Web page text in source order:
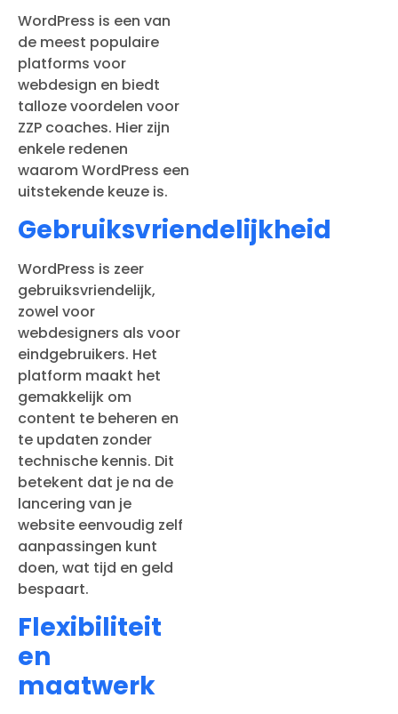
WordPress is een van
de meest populaire
platforms voor
webdesign en biedt
talloze voordelen voor
ZZP coaches. Hier zijn
enkele redenen
waarom WordPress een
uitstekende keuze is.
Gebruiksvriendelijkheid
WordPress is zeer
gebruiksvriendelijk,
zowel voor
webdesigners als voor
eindgebruikers. Het
platform maakt het
gemakkelijk om
content te beheren en
te updaten zonder
technische kennis. Dit
betekent dat je na de
lancering van je
website eenvoudig zelf
aanpassingen kunt
doen, wat tijd en geld
bespaart.
Flexibiliteit
en
maatwerk